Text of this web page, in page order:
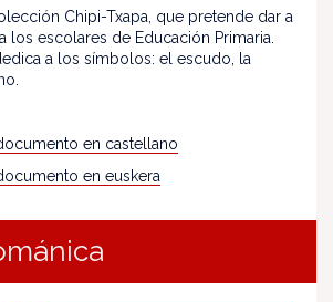
Chipi-Txapa, que pretende dar a
los escolares de Educación Primaria.
a los símbolos: el escudo, la
en castellano
en euskera